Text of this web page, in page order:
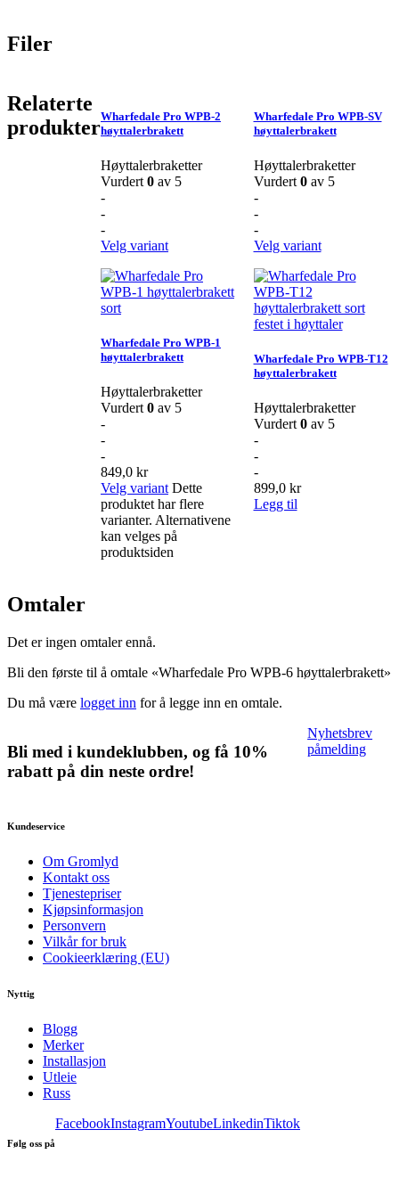
Filer
Relaterte
produkterWharfedale Pro WPB-2
høyttalerbrakett
Høyttalerbraketter
Vurdert 0 av 5
-
-
-
Velg variant
Wharfedale Pro WPB-SV
høyttalerbrakett
Høyttalerbraketter
Vurdert 0av 5
-
-
-
Velg variant
Wharfedale Pro WPB-1
høyttalerbrakett
Høyttalerbraketter
Vurdert0 av 5
-
-
-
849,0 kr
Velg variant Dette
produktet har flere
varianter. Alternativene
kan velges på
produktsiden
Wharfedale Pro WPB-T12
høyttalerbrakett
Høyttalerbraketter
Vurdert0av 5
-
-
-
899,0 kr
Legg til
Omtaler
Det er ingen omtaler ennå.
Bli den første til å omtale «Wharfedale Pro WPB-6 høyttalerbrakett»
Du må være logget inn for å legge inn en omtale.
Bli med i kundeklubben, og få 10%
rabatt på din neste ordre!
Nyhetsbrev
påmelding
Kundeservice
Om Gromlyd
Kontakt oss
Tjenestepriser
Kjøpsinformasjon
Personvern
Vilkår for bruk
Cookieerklæring (EU)
Nyttig
Blogg
Merker
Installasjon
Utleie
Russ
Følg oss på
FacebookInstagramYoutubeLinkedinTiktok